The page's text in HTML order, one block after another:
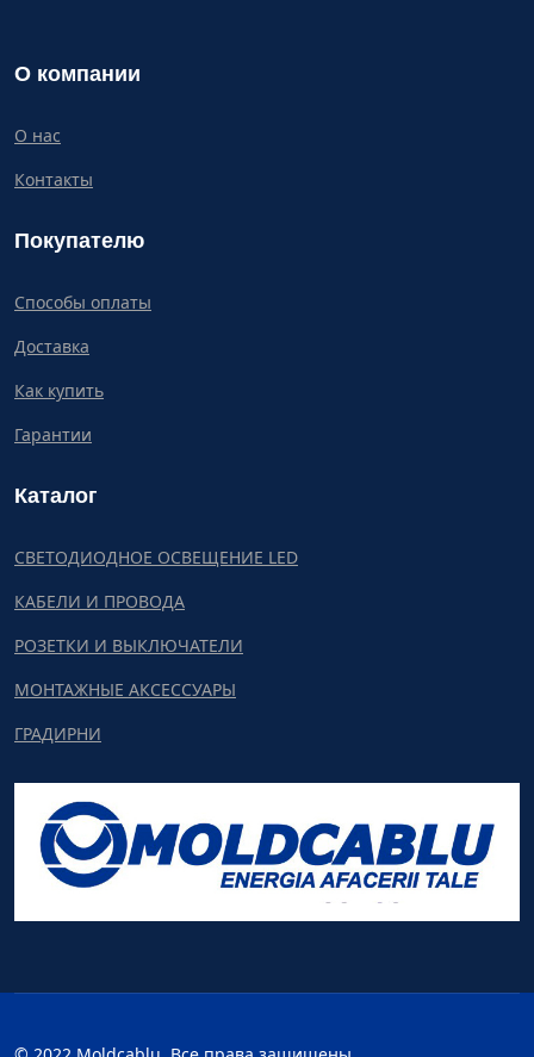
О компании
О нас
Контакты
Покупателю
Способы оплаты
Доставка
Как купить
Гарантии
Каталог
СВЕТОДИОДНОЕ ОСВЕЩЕНИЕ LED
КАБЕЛИ И ПРОВОДА
РОЗЕТКИ И ВЫКЛЮЧАТЕЛИ
МОНТАЖНЫЕ АКСЕССУАРЫ
ГРАДИРНИ